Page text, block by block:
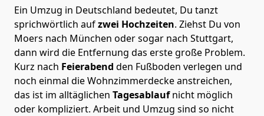
Ein Umzug in Deutschland bedeutet, Du tanzt
sprichwörtlich aufzwei Hochzeiten. Ziehst Du von
Moers nach München oder sogar nach Stuttgart,
dann wird die Entfernung das erste große Problem.
Kurz nach Feierabend den Fußboden verlegen und
noch einmal die Wohnzimmerdecke anstreichen,
das ist im alltäglichen Tagesablaufnicht möglich
oder kompliziert. Arbeit und Umzug sind so nicht